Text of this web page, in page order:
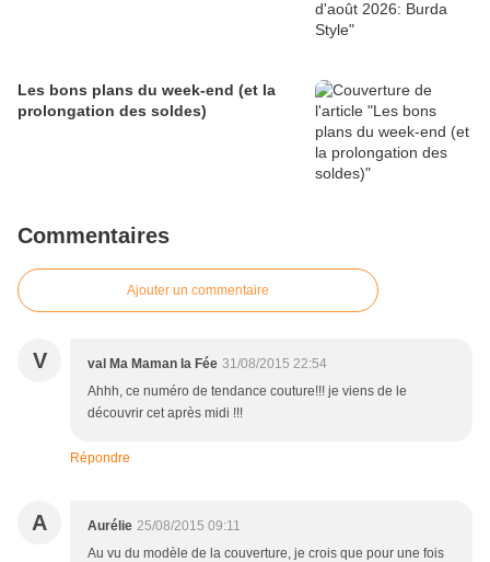
Les bons plans du week-end (et la
prolongation des soldes)
Commentaires
Ajouter un commentaire
V val Ma Maman la Fée 31/08/2015 22:54
Ahhh, ce numéro de tendance couture!!! je viens de le
découvrir cet après midi !!!
Répondre
A Aurélie 25/08/2015 09:11
Au vu du modèle de la couverture, je crois que pour une fois